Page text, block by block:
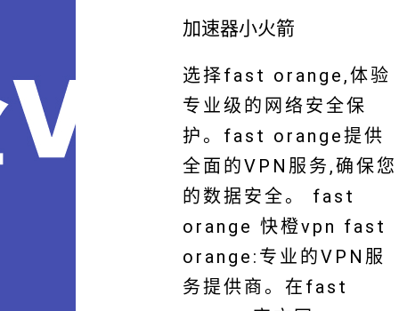
加速器小火箭
选择fast orange,体验
专业级的网络安全保
护。fast orange提供
全面的VPN服务,确保您
的数据安全。 fast
orange 快橙vpn fast
orange:专业的VPN服
务提供商。在fast